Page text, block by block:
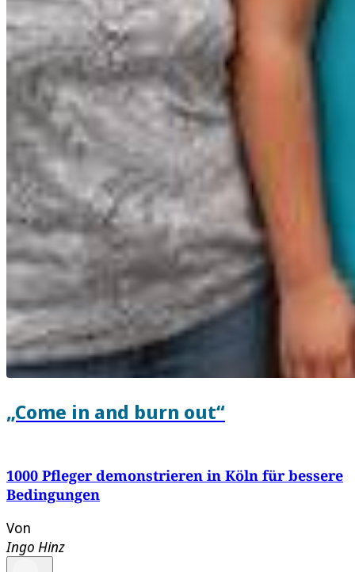
„Come in and burn out“
1000 Pfleger demonstrieren in Köln für bessere
Bedingungen
Von
Ingo Hinz